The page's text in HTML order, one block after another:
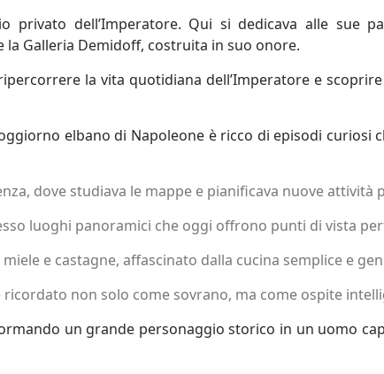
privato dell’Imperatore. Qui si dedicava alle sue
la Galleria Demidoff, costruita in suo onore.
la vita quotidiana dell’Imperatore e
elbano di Napoleone è ricco di episodi curiosi
dove studiava le mappe e pianificava nuove attività
luoghi panoramici che oggi offrono punti di vista
e castagne, affascinato dalla cucina semplice e
non solo come sovrano, ma come ospite
un grande personaggio storico in un uomo